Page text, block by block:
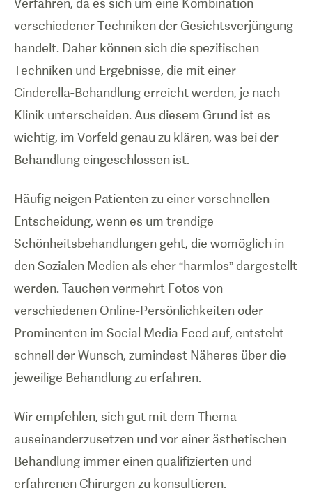
Verfahren, da es sich um eine Kombination
verschiedener Techniken der Gesichtsverjüngung
handelt. Daher können sich die spezifischen
Techniken und Ergebnisse, die mit einer
Cinderella-Behandlung erreicht werden, je nach
Klinik unterscheiden. Aus diesem Grund ist es
wichtig, im Vorfeld genau zu klären, was bei der
Behandlung eingeschlossen ist.
Häufig neigen Patienten zu einer vorschnellen
Entscheidung, wenn es um trendige
Schönheitsbehandlungen geht, die womöglich in
den Sozialen Medien als eher “harmlos” dargestellt
werden. Tauchen vermehrt Fotos von
verschiedenen Online-Persönlichkeiten oder
Prominenten im Social Media Feed auf, entsteht
schnell der Wunsch, zumindest Näheres über die
jeweilige Behandlung zu erfahren.
Wir empfehlen, sich gut mit dem Thema
auseinanderzusetzen und vor einer ästhetischen
Behandlung immer einen qualifizierten und
erfahrenen Chirurgen zu konsultieren.